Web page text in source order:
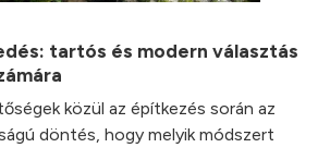
tartós és modern választás
közül az építkezés során az
döntés, hogy melyik módszert